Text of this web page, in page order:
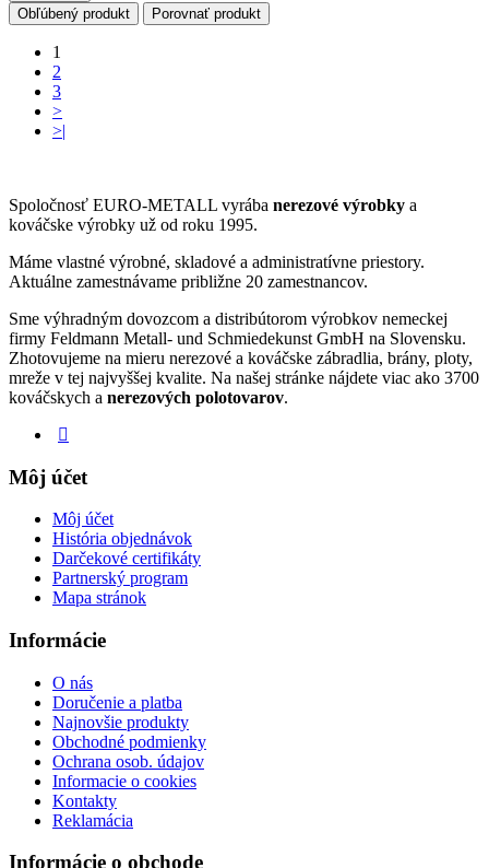
Obľúbený produkt
Porovnať produkt
1
2
3
>
>|
Spoločnosť EURO-METALL vyrába nerezové výrobky a
kováčske výrobky už od roku 1995.
Máme vlastné výrobné, skladové a administratívne priestory.
Aktuálne zamestnávame približne 20 zamestnancov.
Sme výhradným dovozcom a distribútorom výrobkov nemeckej
firmy Feldmann Metall- und Schmiedekunst GmbH na Slovensku.
Zhotovujeme na mieru nerezové a kováčske zábradlia, brány, ploty,
mreže v tej najvyššej kvalite. Na našej stránke nájdete viac ako 3700
kováčskych a nerezových polotovarov.
Môj účet
Môj účet
História objednávok
Darčekové certifikáty
Partnerský program
Mapa stránok
Informácie
O nás
Doručenie a platba
Najnovšie produkty
Obchodné podmienky
Ochrana osob. údajov
Informacie o cookies
Kontakty
Reklamácia
Informácie o obchode